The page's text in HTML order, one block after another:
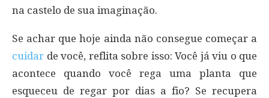
na castelo de sua imaginação.
Se achar que hoje ainda não consegue começar a
cuidar de você, reflita sobre isso: Você já viu o que
acontece quando você rega uma planta que
esqueceu de regar por dias a fio? Se recupera